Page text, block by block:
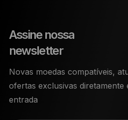
Assine nossa
newsletter
Novas moedas compatíveis,
ofertas exclusivas diretamente
entrada